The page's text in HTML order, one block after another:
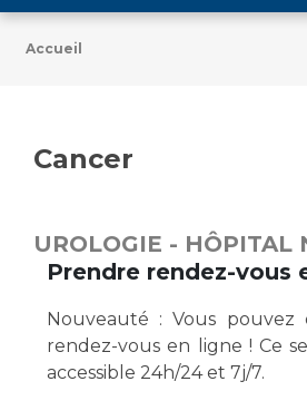
Tarifs
Vous allez être hospitalisé(e)
Vous avez un examen
Vous avez une analyse à réaliser
Vous venez en consultation
myaphm, votre espace santé en
Emploi / formation
Emplois administratifs
Emplois médicaux
Espace Formation
Étudiants hospitaliers
Emplois techniques et médico-
Accueil
Cancer
UROLOGIE - HÔPITAL
Prendre rendez-vous
Nouveauté : Vous pouvez
rendez-vous en ligne ! Ce
accessible 24h/24 et 7j/7.